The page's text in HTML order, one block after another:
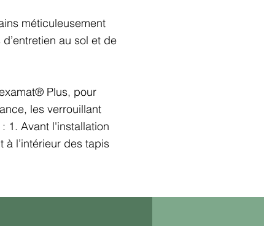
méticuleusement
au sol et de
Plus, pour
les verrouillant
1. Avant l'installation
l’intérieur des tapis